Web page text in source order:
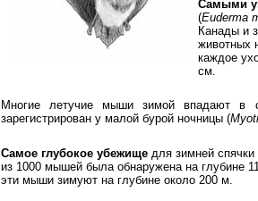
Самыми
(Euderma
Канады и
животных
каждое
см.
Многие летучие мыши зимой впадают в
зарегистрирован у малой бурой ночницы (
Самое глубокое убежище для зимней
из 1000 мышей была обнаружена на глубине
эти мыши зимуют на глубине около 200 м.